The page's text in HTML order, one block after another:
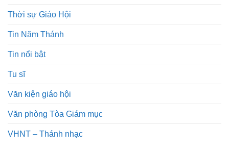
Thời sự Giáo Hội
Tin Năm Thánh
Tin nổi bật
Tu sĩ
Văn kiện giáo hội
Văn phòng Tòa Giám mục
VHNT – Thánh nhạc